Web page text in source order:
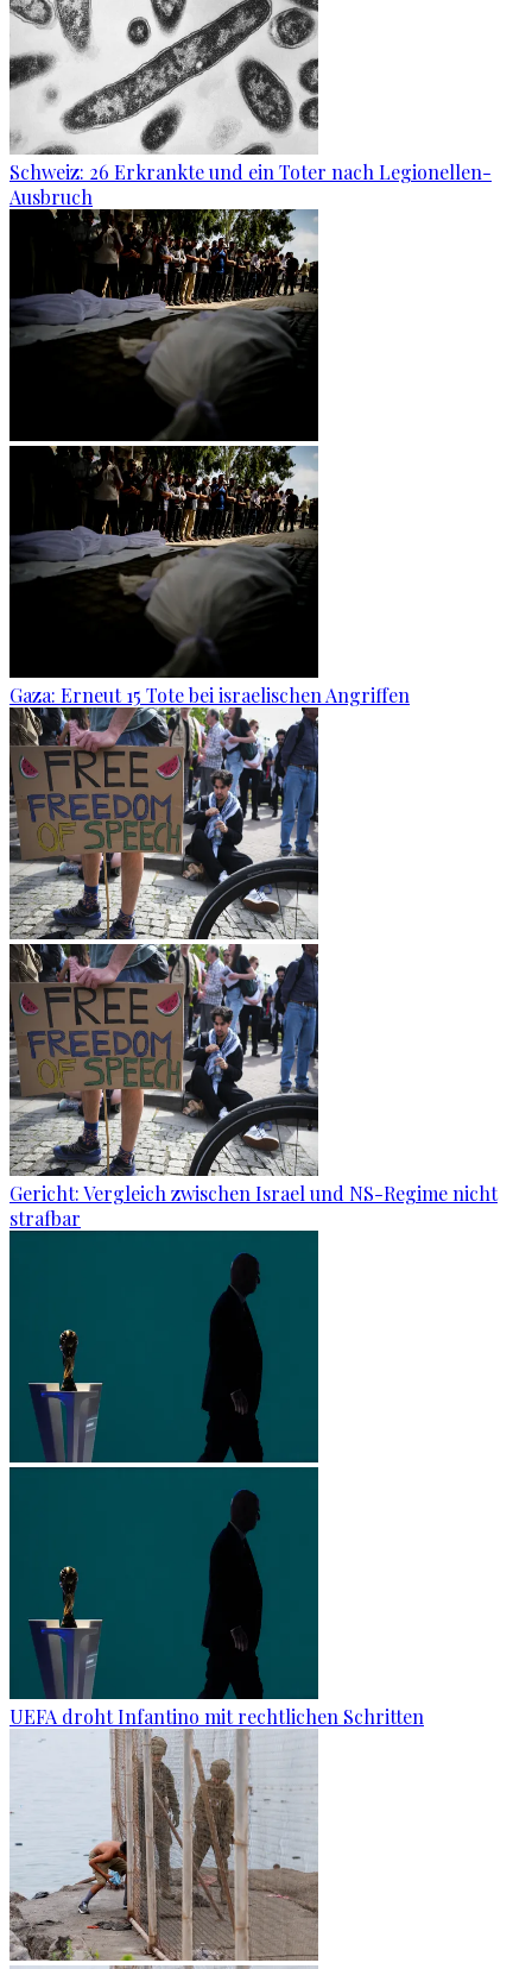
Schweiz: 26 Erkrankte und ein Toter nach Legionellen-
Ausbruch
Gaza: Erneut 15 Tote bei israelischen Angriffen
Gericht: Ver­gleich zwi­schen Is­ra­el und NS-Re­gime nicht
straf­bar
UEFA droht Infantino mit rechtlichen Schritten